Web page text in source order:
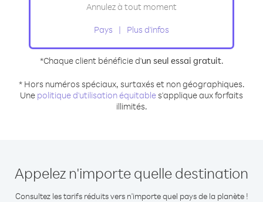
Annulez à tout moment
Pays Plus d'infos
*Chaque client bénéficie d'un seul essai gratuit.
* Hors numéros spéciaux, surtaxés et non géographiques.
Une politique d'utilisation équitables'applique aux forfaits
illimités.
Appelez n'importe quelle destination
Consultez les tarifs réduits vers n'importe quel pays de la planète !